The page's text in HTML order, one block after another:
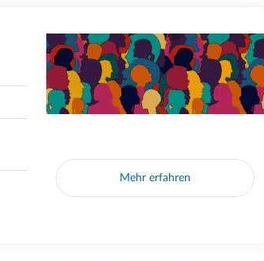
Mehr erfahren